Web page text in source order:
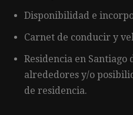
Disponibilidad e
Carnet de conducir y
Residencia en Santiago
alrededores y/o
de residencia.